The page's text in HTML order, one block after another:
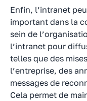
Enfin, l’intranet
important dans la
sein de
l’intranet pour
telles que des
l’entreprise, des
messages de
Cela permet de